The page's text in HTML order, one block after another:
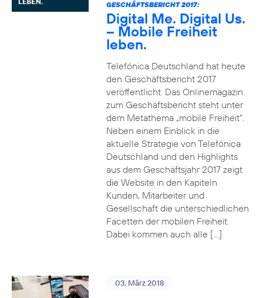
GESCHÄFTSBERICHT 2017:
Digital Me. Digital Us.
– Mobile Freiheit
leben.
Telefónica Deutschland hat heute
den Geschäftsbericht 2017
veröffentlicht. Das Onlinemagazin
zum Geschäftsbericht steht unter
dem Metathema „mobile Freiheit“.
Neben einem Einblick in die
aktuelle Strategie von Telefónica
Deutschland und den Highlights
aus dem Geschäftsjahr 2017 zeigt
die Website in den Kapiteln
Kunden, Mitarbeiter und
Gesellschaft die unterschiedlichen
Facetten der mobilen Freiheit.
Dabei kommen auch alle […]
03. März 2018